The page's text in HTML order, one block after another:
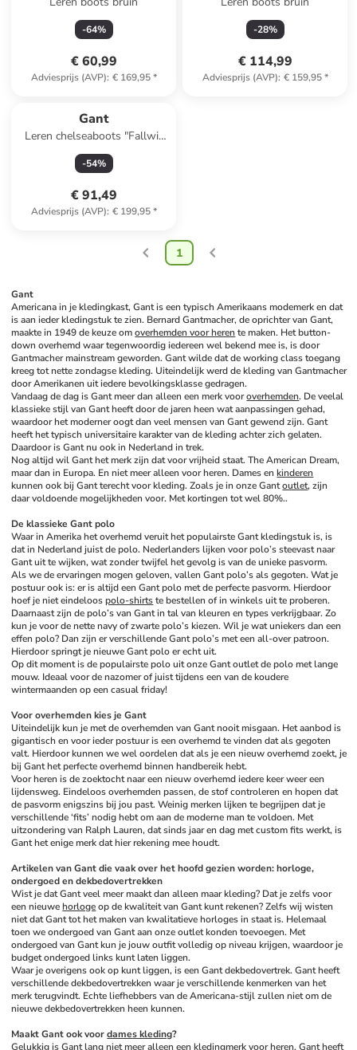
-64%
€ 60,99
Adviesprijs (AVP): € 169,95*
-28%
€ 114,99
Adviesprijs (AVP): € 159,95*
Gant
Leren chelseaboots "Fallwi"
zwart
-54%
€ 91,49
Adviesprijs (AVP): € 199,95*
1
Gant
Americana in je kledingkast, Gant is een typisch Amerikaans modemerk en dat
is aan ieder kledingstuk te zien. Bernard Gantmacher, de oprichter van Gant,
maakte in 1949 de keuze om overhemden voor heren te maken. Het button-
down overhemd waar tegenwoordig iedereen wel bekend mee is, is door
Gantmacher mainstream geworden. Gant wilde dat de working class toegang
kreeg tot nette zondagse kleding. Uiteindelijk werd de kleding van Gantmacher
door Amerikanen uit iedere bevolkingsklasse gedragen.
Vandaag de dag is Gant meer dan alleen een merk voor overhemden. De veelal
klassieke stijl van Gant heeft door de jaren heen wat aanpassingen gehad,
waardoor het moderner oogt dan veel mensen van Gant gewend zijn. Gant
heeft het typisch universitaire karakter van de kleding achter zich gelaten.
Daardoor is Gant nu ook in Nederland in trek.
Nog altijd wil Gant het merk zijn dat voor vrijheid staat. The American Dream,
maar dan in Europa. En niet meer alleen voor heren. Dames en kinderen
kunnen ook bij Gant terecht voor kleding. Zoals je in onze Gant outlet, zijn
daar voldoende mogelijkheden voor. Met kortingen tot wel 80%..
De klassieke Gant polo
Waar in Amerika het overhemd veruit het populairste Gant kledingstuk is, is
dat in Nederland juist de polo. Nederlanders lijken voor polo’s steevast naar
Gant uit te wijken, wat zonder twijfel het gevolg is van de unieke pasvorm.
Als we de ervaringen mogen geloven, vallen Gant polo’s als gegoten. Wat je
postuur ook is: er is altijd een Gant polo met de perfecte pasvorm. Hierdoor
hoef je niet eindeloos polo-shirts te bestellen of in winkels uit te proberen.
Daarnaast zijn de polo’s van Gant in tal van kleuren en types verkrijgbaar. Zo
kun je voor de nette navy of zwarte polo’s kiezen. Wil je wat uniekers dan een
effen polo? Dan zijn er verschillende Gant polo’s met een all-over patroon.
Hierdoor springt je nieuwe Gant polo er echt uit.
Op dit moment is de populairste polo uit onze Gant outlet de polo met lange
mouw. Ideaal voor de nazomer of juist tijdens een van de koudere
wintermaanden op een casual friday!
Voor overhemden kies je Gant
Uiteindelijk kun je met de overhemden van Gant nooit misgaan. Het aanbod is
gigantisch en voor ieder postuur is een overhemd te vinden dat als gegoten
valt. Hierdoor kunnen we wel oordelen dat als je een nieuw overhemd zoekt, je
bij Gant het perfecte overhemd binnen handbereik hebt.
Voor heren is de zoektocht naar een nieuw overhemd iedere keer weer een
lijdensweg. Eindeloos overhemden passen, de stof controleren en hopen dat
de pasvorm enigszins bij jou past. Weinig merken lijken te begrijpen dat je
verschillende ‘fits’ nodig hebt om aan de moderne man te voldoen. Met
uitzondering van Ralph Lauren, dat sinds jaar en dag met custom fits werkt, is
Gant het enige merk dat hier rekening mee houdt.
Artikelen van Gant die vaak over het hoofd gezien worden: horloge,
ondergoed en dekbedovertrekken
Wist je dat Gant veel meer maakt dan alleen maar kleding? Dat je zelfs voor
een nieuwe horloge op de kwaliteit van Gant kunt rekenen? Zelfs wij wisten
niet dat Gant tot het maken van kwalitatieve horloges in staat is. Helemaal
toen we ondergoed van Gant aan onze outlet konden toevoegen. Met
ondergoed van Gant kun je jouw outfit volledig op niveau krijgen, waardoor je
budget ondergoed links kunt laten liggen.
Waar je overigens ook op kunt liggen, is een Gant dekbedovertrek. Gant heeft
verschillende dekbedovertrekken waar je verschillende kenmerken van het
merk terugvindt. Echte liefhebbers van de Americana-stijl zullen niet om de
nieuwe dekbedovertrekken heen kunnen.
Maakt Gant ook voor dames kleding?
Gelukkig is Gant lang niet meer alleen een kledingmerk voor heren. Gant heeft